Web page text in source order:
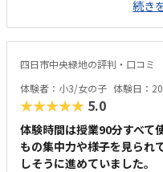
合わないかも。良心的な価格設
もあり、その割に安いと思いま
た。一方で男女の性差による取
人の特性としてみてもらえると
から…といった何気ない言葉に
いう想いに囚われてしまうこと
（そのようなことを言ってしま
はあります…）
続き
四日市中央緑地の評判・口コミ
体験者：小3/女の子 体験日：
★★★★★ 5.0
体験時間は授業90分すべて
もの集中力や様子を見られ
しそうに進めていました。